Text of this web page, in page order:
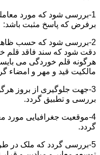
1-بررسی شود که مورد
برفرض که پاسخ مثبت باشد:
2-بررسی شود که حسب ظاهر
دقت شود که سند فاقد قلم
هرگونه قلم خوردگی می
مالکیت قید و مهر و امضاء
3-جهت جلوگیری از بروز
بررسی و تطبیق گردد.
4-موقعیت جغرافیایی مورد
گردد.
5-بررسی گردد که ملک در